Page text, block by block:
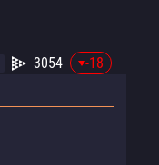
3054 -18